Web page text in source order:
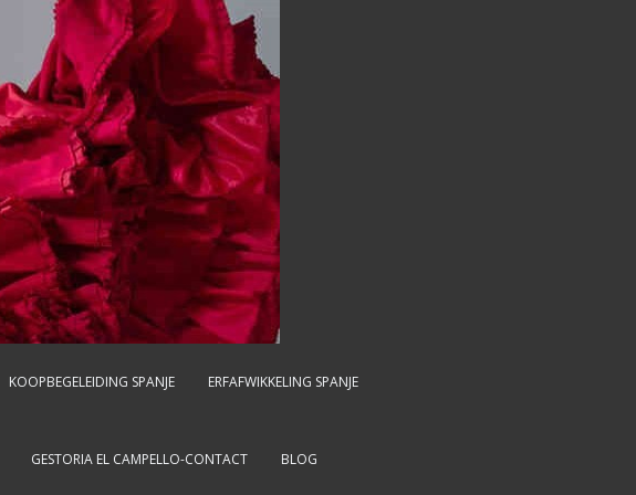
KOOPBEGELEIDING SPANJE ERFAFWIKKELING SPANJE
GESTORIA EL CAMPELLO-CONTACT BLOG